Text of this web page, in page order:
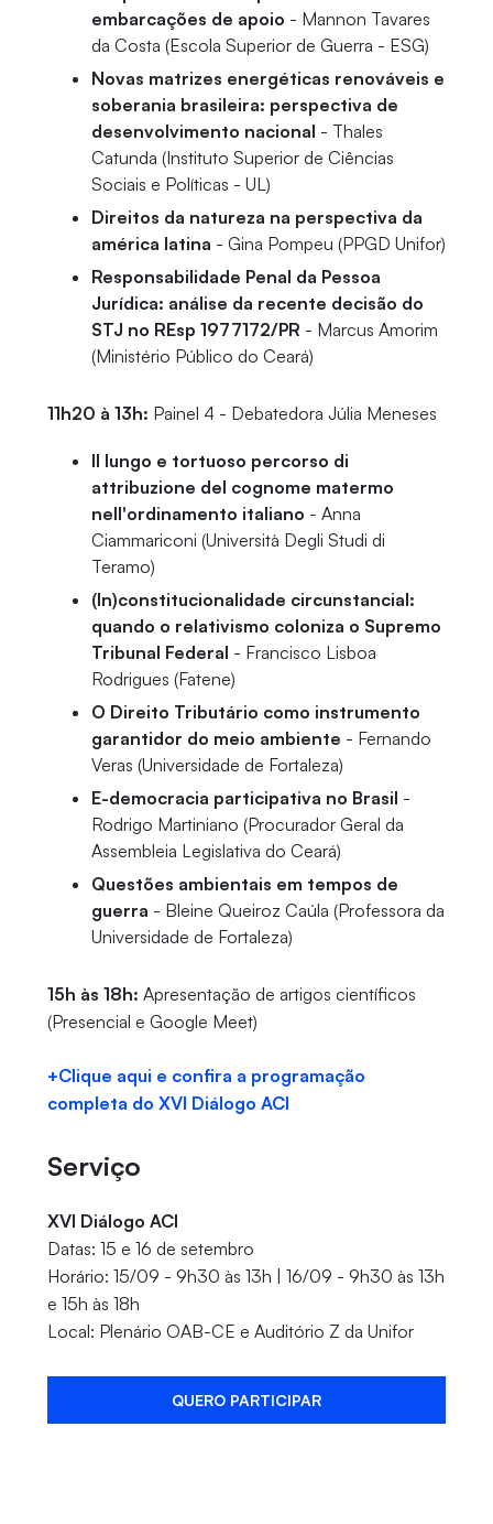
embarcações de apoio - Mannon Tavares
da Costa (Escola Superior de Guerra - ESG)
Novas matrizes energéticas renováveis e
soberania brasileira: perspectiva de
desenvolvimento nacional - Thales
Catunda (Instituto Superior de Ciências
Sociais e Políticas - UL)
Direitos da natureza na perspectiva da
américa latina - Gina Pompeu (PPGD Unifor)
Responsabilidade Penal da Pessoa
Jurídica: análise da recente decisão do
STJ no REsp 1977172/PR - Marcus Amorim
(Ministério Público do Ceará)
11h20 à 13h: Painel 4 - Debatedora Júlia Meneses
Il lungo e tortuoso percorso di
attribuzione del cognome matermo
nell'ordinamento italiano - Anna
Ciammariconi (Università Degli Studi di
Teramo)
(In)constitucionalidade circunstancial:
quando o relativismo coloniza o Supremo
Tribunal Federal - Francisco Lisboa
Rodrigues (Fatene)
O Direito Tributário como instrumento
garantidor do meio ambiente - Fernando
Veras (Universidade de Fortaleza)
E-democracia participativa no Brasil -
Rodrigo Martiniano (Procurador Geral da
Assembleia Legislativa do Ceará)
Questões ambientais em tempos de
guerra - Bleine Queiroz Caúla (Professora da
Universidade de Fortaleza)
15h às 18h: Apresentação de artigos científicos
(Presencial e Google Meet)
+Clique aqui e confira a programação
completa do XVI Diálogo ACI
Serviço
XVI Diálogo ACI
Datas: 15 e 16 de setembro
Horário: 15/09 - 9h30 às 13h | 16/09 - 9h30 às 13h
e 15h às 18h
Local: Plenário OAB-CE e Auditório Z da Unifor
QUERO PARTICIPAR